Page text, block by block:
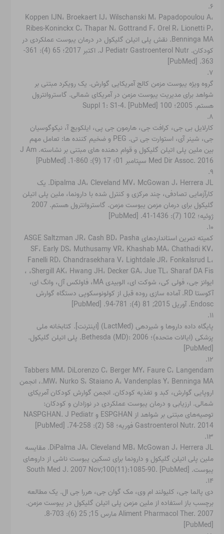
۶.
Koppen IJN، Broekaert IJ، Wilschanski M، Papadopoulou A،
Ribes-Koninckx C، Thapar N، Gottrand F، Orel R، Lionetti P،
Benninga MA. نقش پلی اتیلن گلیکول در درمان یبوست عملکردی در
کودکان. J Pediatr Gastroenterol Nutr. اکتبر 2017؛ 65 (4): 361-
363. [PubMed]
۷.
گروه ویژه یبوست مزمن کالج آمریکایی گوارش. یک رویکرد مبتنی بر
شواهد برای مدیریت یبوست مزمن در آمریکای شمالی. گاستروانترول
هستم. 2005؛ 100 Suppl 1: S1-4. [PubMed]
۸.
کارلایل بی جی، کرافت جی، هارمون جی پی، ایلکویچ آ، نیکوگوسیان
جی، شینر آی، استوارت جی تی. PEG و ضخیم کننده ها: تعامل مهم
بین ملین پلی اتیلن گلیکول و قوام دهنده های مبتنی بر نشاسته. J Am
Med Dir Assoc. 2016 سپتامبر 01؛ 17 (9): 860-1. [PubMed]
۹.
Dipalma JA، Cleveland MV، McGowan J، Herrera JL. یک
کارآزمایی تصادفی، چند مرکزی و کنترل شده با دارونما، ملین پلی اتیلن
گلیکول برای درمان مزمن یبوست مزمن. گاستروانترول هستم. 2007
ژوئیه؛ 102 (7): 1436-41. [PubMed]
۱۰.
کمیته تمرین استانداردهای ASGE Saltzman JR، Cash BD، Pasha
SF، Early DS، Muthusamy VR، Khashab MA، Chathadi KV،
Fanelli RD، Chandrasekhara V، Lightdale JR، Fonkalsrud L،
Shergill AK، Hwang JH، Decker GA، Jue TL، Sharaf DA Fis، ،
ایوانز جی، فولی کی، شوکت ای، الوبیدی MA، فاولکس آل، وانگ ای،
آکوستا RD. آماده سازی روده قبل از کولونوسکوپی دستگاه گوارش
Endosc. آوریل 2015; 81 (4): 781-94. [PubMed]
۱۱.
پایگاه داده داروها و شیردهی (LactMed) [اینترنت]. کتابخانه ملی
پزشکی (ایالات متحده)؛ Bethesda (MD): 2006. پلی اتیلن گلیکول.
[PubMed]
۱۲.
Tabbers MM، DiLorenzo C، Berger MY، Faure C، Langendam
MW، Nurko S، Staiano A، Vandenplas Y، Benninga MA.، انجمن
اروپایی گوارش، کبد و تغذیه کودکان. انجمن گوارش کودکان آمریکای
شمالی. ارزیابی و درمان یبوست عملکردی در نوزادان و کودکان:
توصیه‌های مبتنی بر شواهد از ESPGHAN و NASPGHAN. J Pediatr
Gastroenterol Nutr. 2014 فوریه؛ 58 (2): 258-74. [PubMed]
۱۳.
DiPalma JA، Cleveland MB، McGowan J، Herrera JL. مقایسه
ملین پلی اتیلن گلیکول و دارونما برای تسکین یبوست ناشی از داروهای
یبوست. South Med J. 2007 Nov;100(11):1085-90. [PubMed]
۱۴.
دی پالما جی، کلیولند ام وی، مک گوان جی، هررا جی ال. یک مطالعه
برچسب باز استفاده از ملین مزمن پلی اتیلن گلیکول در یبوست مزمن.
Aliment Pharmacol Ther. 2007 مارس 15; 25 (6): 703-8.
[PubMed]